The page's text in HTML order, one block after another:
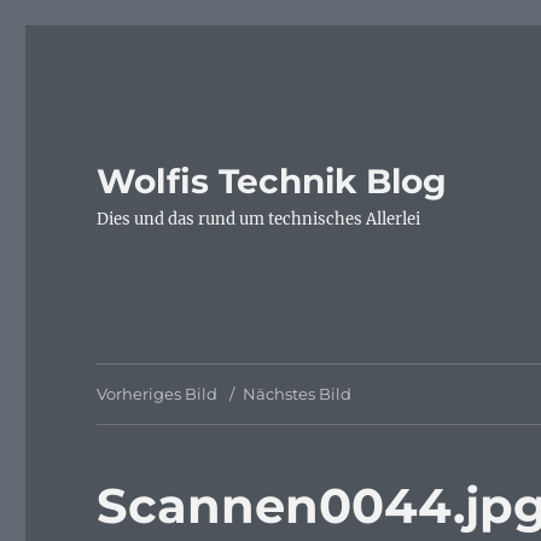
Wolfis Technik Blog
Dies und das rund um technisches Allerlei
Vorheriges Bild Nächstes Bild